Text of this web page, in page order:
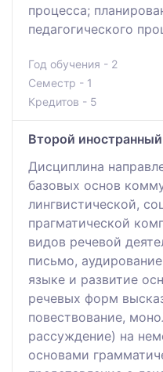
процесса;
педагогического
Год обучения - 2
Семестр - 1
Кредитов - 5
Второй
Дисциплина
базовых основ
лингвистической,
прагматической
видов речевой
письмо,
языке и развитие
речевых форм
повествование,
рассуждение) на
основами